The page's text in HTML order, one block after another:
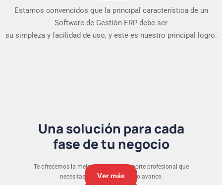
Estamos convencidos que la principal característica de un
Software de Gestión ERP debe ser
su simpleza y facilidad de uso, y este es nuestro principal logro.
Una solución para cada
fase de tu negocio
Te ofrecemos la mejor versión y el soporte profesional que
necesitas para que tu negocio avance.
Ver más